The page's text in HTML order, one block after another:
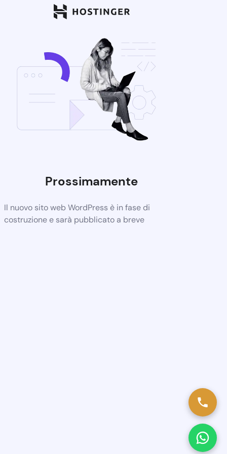
Prossimamente
Il nuovo sito web WordPress è in fase di
costruzione e sarà pubblicato a breve